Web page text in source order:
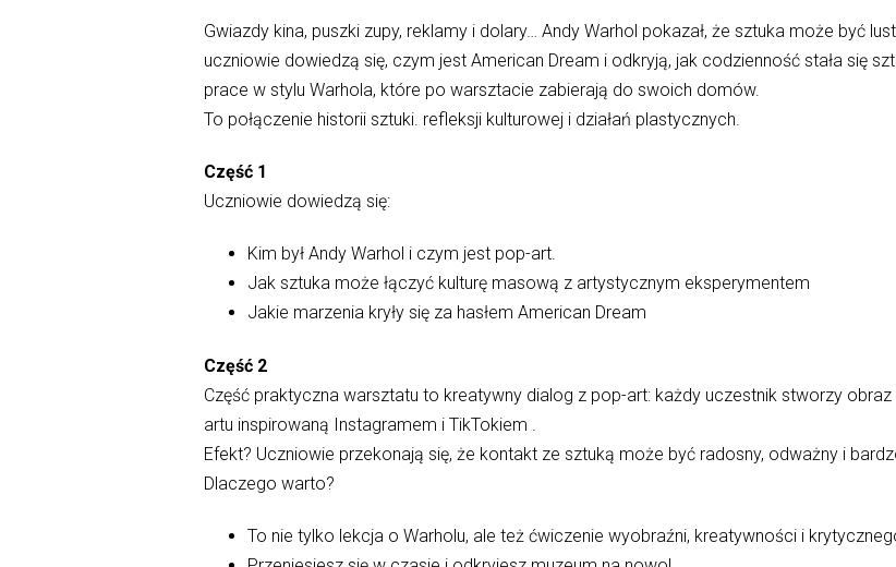
Gwiazdy kina, puszki zupy, reklamy i dolary… Andy Warhol pokazał, że sztuka może być
uczniowie dowiedzą się, czym jest American Dream i odkryją, jak codzienność stała się
prace w stylu Warhola, które po warsztacie zabierają do swoich domów.
To połączenie historii sztuki. refleksji kulturowej i działań plastycznych.
Część 1
Uczniowie dowiedzą się:
Kim był Andy Warhol i czym jest pop-art.
Jak sztuka może łączyć kulturę masową z artystycznym eksperymentem
Jakie marzenia kryły się za hasłem American Dream
Część 2
Część praktyczna warsztatu to kreatywny dialog z pop-art: każdy uczestnik stworzy
artu inspirowaną Instagramem i TikTokiem .
Efekt? Uczniowie przekonają się, że kontakt ze sztuką może być radosny, odważny i
Dlaczego warto?
To nie tylko lekcja o Warholu, ale też ćwiczenie wyobraźni, kreatywności i